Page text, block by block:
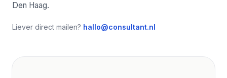
Den Haag.
Liever direct mailen? hallo@consultant.nl